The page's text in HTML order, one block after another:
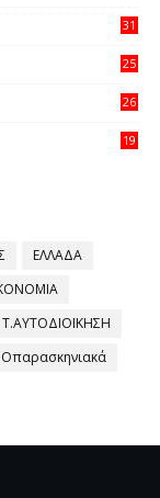
31
25
26
19
ΕΛΛΑΔΑ
Τ.ΑΥΤΟΔΙΟΙΚΗΣΗ